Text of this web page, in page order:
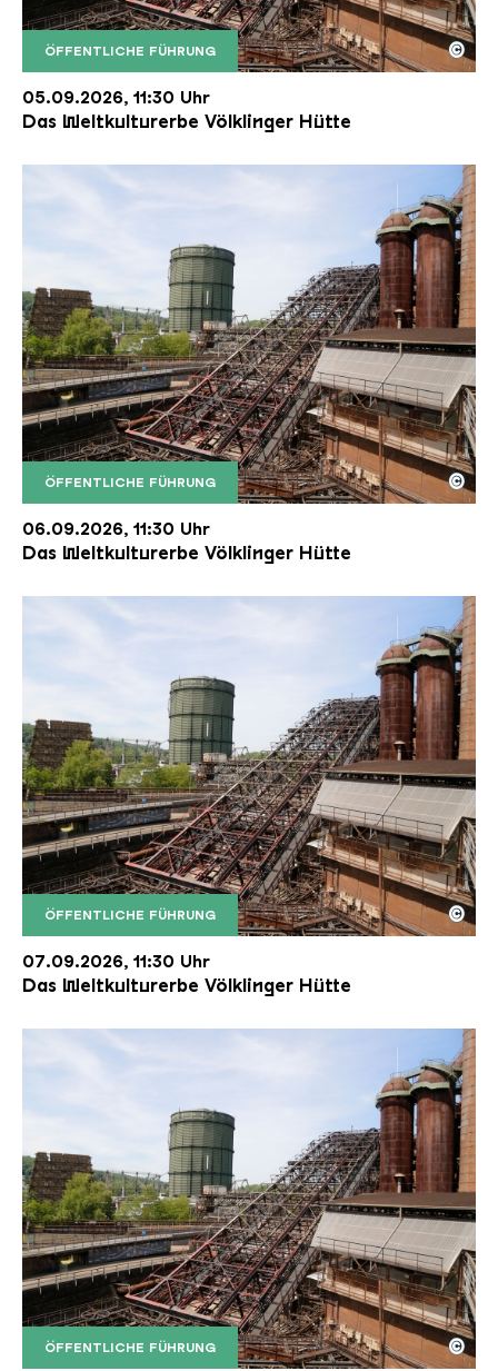
ÖFFENTLICHE FÜHRUNG
Der Erzschrägaufzug der Völklinger Hütte mit
Copyright: Weltkulturerbe Völklinger Hütte | Karl
©
05.09.2026, 11:30 Uhr
Das Weltkulturerbe Völklinger Hütte
ÖFFENTLICHE FÜHRUNG
Der Erzschrägaufzug der Völklinger Hütte mit
Copyright: Weltkulturerbe Völklinger Hütte | Karl
©
06.09.2026, 11:30 Uhr
Das Weltkulturerbe Völklinger Hütte
ÖFFENTLICHE FÜHRUNG
Der Erzschrägaufzug der Völklinger Hütte mit
Copyright: Weltkulturerbe Völklinger Hütte | Karl
©
07.09.2026, 11:30 Uhr
Das Weltkulturerbe Völklinger Hütte
ÖFFENTLICHE FÜHRUNG ©